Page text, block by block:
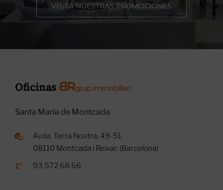
VISITA NUESTRAS PROMOCIONES
Oficinas BRgrup immobiliari
Santa María de Montcada
Avda. Terra Nostra, 49-51
08110 Montcada i Reixac (Barcelona)
93 572 68 66